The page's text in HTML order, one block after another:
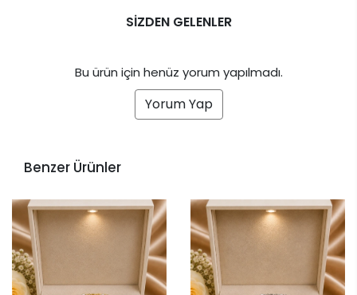
SİZDEN GELENLER
Bu ürün için henüz yorum yapılmadı.
Yorum Yap
Benzer Ürünler